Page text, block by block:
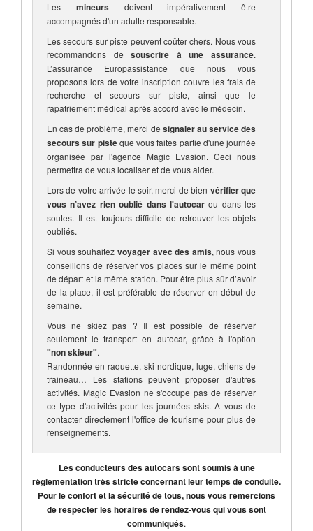
Les mineurs doivent impérativement être
accompagnés d'un adulte responsable.
Les secours sur piste peuvent coûter chers. Nous vous
recommandons desouscrire à une assurance.
L’assurance Europassistance que nous vous
proposons lors de votre inscription couvre les frais de
recherche et secours sur piste, ainsi que le
rapatriement médical après accord avec le médecin.
En cas de problème, merci de signaler au service des
secours sur pisteque vous faites partie d'une journée
organisée par l'agence Magic Evasion. Ceci nous
permettra de vous localiser et de vous aider.
Lors de votre arrivée le soir, merci de bien vérifier que
vous n’avez rien oublié dans l'autocarou dans les
soutes. Il est toujours difficile de retrouver les objets
oubliés.
Si vous souhaitez voyager avec des amis, nous vous
conseillons de réserver vos places sur le même point
de départ et la même station. Pour être plus sûr d’avoir
de la place, il est préférable de réserver en début de
semaine.
Vous ne skiez pas ? Il est possible de réserver
seulement le transport en autocar, grâce à l'option
"non skieur".
Randonnée en raquette, ski nordique, luge, chiens de
traineau… Les stations peuvent proposer d'autres
activités. Magic Evasion ne s'occupe pas de réserver
ce type d'activités pour les journées skis. A vous de
contacter directement l'office de tourisme pour plus de
renseignements.
Les conducteurs des autocars sont soumis à une
règlementation très stricte concernant leur temps de conduite.
Pour le confort et la sécurité de tous, nous vous remercions
de respecter les horaires de rendez-vous qui vous sont
communiqués.